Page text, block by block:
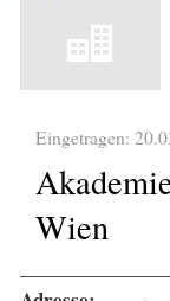
Eingetragen:
Wien